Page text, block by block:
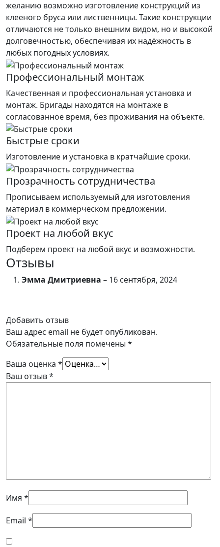
желанию возможно изготовление конструкций из
клееного бруса или лиственницы. Такие конструкции
отличаются не только внешним видом, но и высокой
долговечностью, обеспечивая их надёжность в
любых погодных условиях.
Профессиональный монтаж
Качественная и профессиональная установка и
монтаж. Бригады находятся на монтаже в
согласованное время, без проживания на объекте.
Быстрые сроки
Изготовление и установка в кратчайшие сроки.
Прозрачность сотрудничества
Прописываем используемый для изготовления
материал в коммерческом предложении.
Проект на любой вкус
Подберем проект на любой вкус и возможности.
Отзывы
Эмма Дмитриевна – 16 сентября, 2024
Добавить отзыв
Ваш адрес email не будет опубликован.
Обязательные поля помечены *
Ваша оценка *
Ваш отзыв*
Имя *
Email *